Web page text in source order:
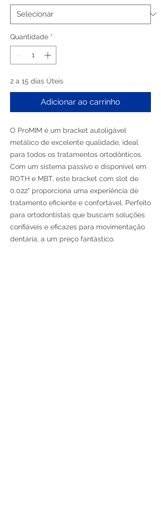
Quantidade *
2 a 15 dias Úteis
Adicionar ao carrinho
O ProMIM é um bracket autoligável
metálico de excelente qualidade, ideal
para todos os tratamentos ortodônticos.
Com um sistema passivo e disponível em
ROTH e MBT, este bracket com slot de
0.022" proporciona uma experiência de
tratamento eficiente e confortável. Perfeito
para ortodontistas que buscam soluções
confiáveis e eficazes para movimentação
dentária, a um preço fantástico.